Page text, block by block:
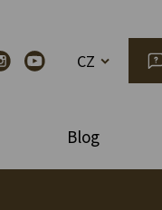
CZ
Blog